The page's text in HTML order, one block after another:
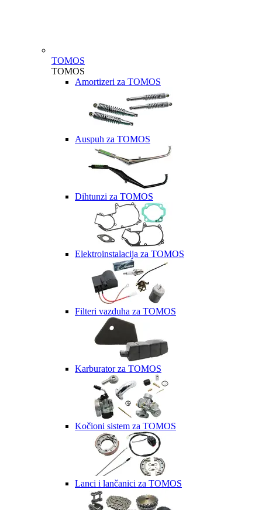
TOMOS
TOMOS
Amortizeri za TOMOS
Auspuh za TOMOS
Dihtunzi za TOMOS
Elektroinstalacija za TOMOS
Filteri vazduha za TOMOS
Karburator za TOMOS
Kočioni sistem za TOMOS
Lanci i lančanici za TOMOS